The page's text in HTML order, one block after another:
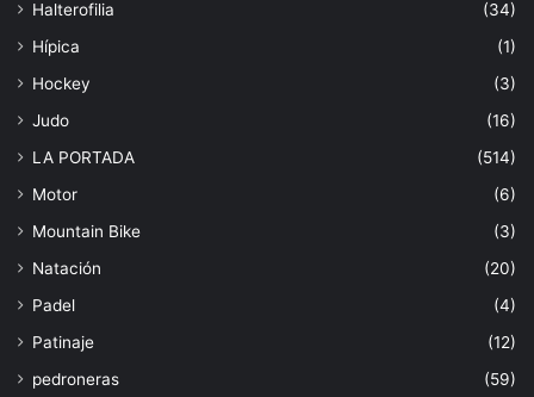
Halterofilia
(34)
Hípica
(1)
Hockey
(3)
Judo
(16)
LA PORTADA
(514)
Motor
(6)
Mountain Bike
(3)
Natación
(20)
Padel
(4)
Patinaje
(12)
pedroneras
(59)